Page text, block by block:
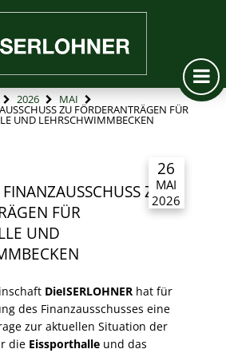
2026 MAI
ZU FÖRDERANTRÄGEN FÜR
UND LEHRSCHWIMMBECKEN
26
MAI
2026
ZU
FÜR
UND
DieISERLOHNER hat für
des Finanzausschusses eine
zur aktuellen Situation der
die Eissporthalle und das